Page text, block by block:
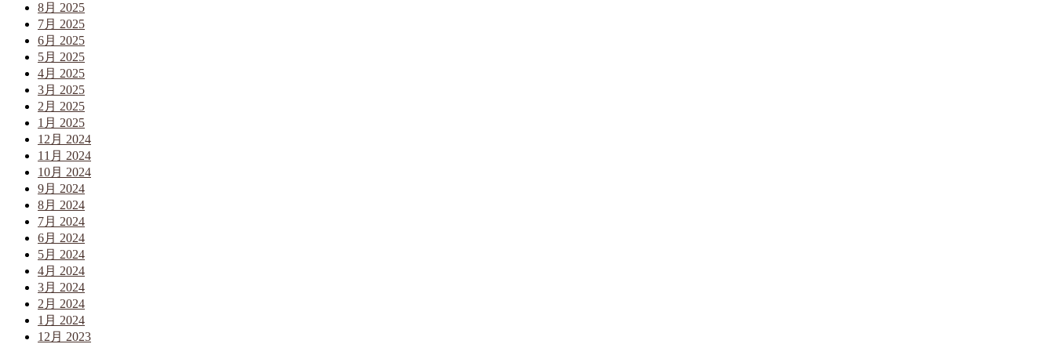
8月 2025
7月 2025
6月 2025
5月 2025
4月 2025
3月 2025
2月 2025
1月 2025
12月 2024
11月 2024
10月 2024
9月 2024
8月 2024
7月 2024
6月 2024
5月 2024
4月 2024
3月 2024
2月 2024
1月 2024
12月 2023